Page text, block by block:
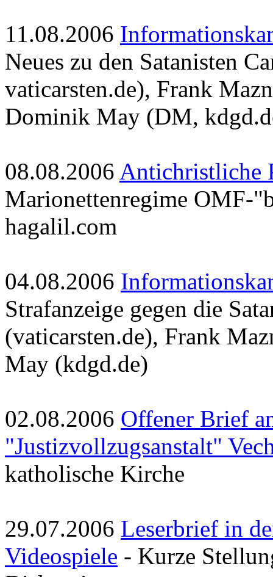
11.08.2006
Neues zu den Satanisten
vaticarsten.de), Frank
Dominik May (DM,
08.08.2006 Antichristliche
Marionettenregime OMF-
hagalil.com
04.08.2006
Strafanzeige gegen die
(vaticarsten.de), Frank
May (kdgd.de)
02.08.2006 Offener Brief
"Justizvollzugsanstalt"
katholische Kirche
29.07.2006 Leserbrief in
Videospiele - Kurze